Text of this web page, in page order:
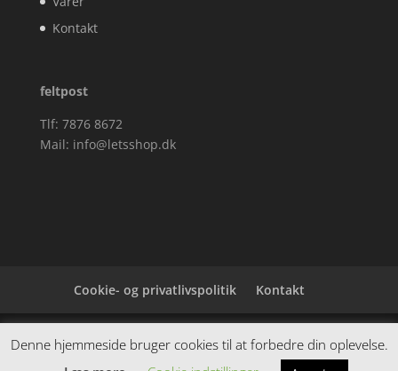
Kontakt
feltpost
Tlf: 7876 8672
Mail: info@letsshop.dk
Cookie- og privatlivspolitik Kontakt
Denne hjemmeside samler et bredt udvalg af
spændende varer. Siden er et affiiliatesite, og nogle
Denne hjemmeside bruger cookies til at forbedre din oplevelse.